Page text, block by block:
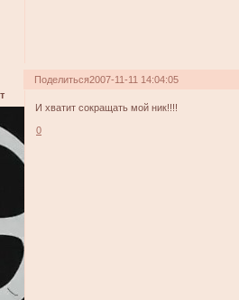
Поделиться2007-11-11 14:04:05
И хватит сокращать мой ник!!!!
0